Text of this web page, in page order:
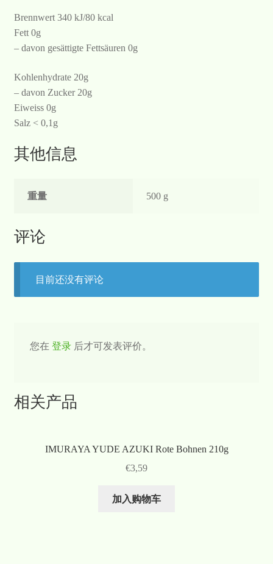
Brennwert 340 kJ/80 kcal
Fett 0g
– davon gesättigte Fettsäuren 0g
Kohlenhydrate 20g
– davon Zucker 20g
Eiweiss 0g
Salz < 0,1g
其他信息
重量 500 g
评论
目前还没有评论
您在 登录后才可发表评价。
相关产品
IMURAYA YUDE AZUKI Rote Bohnen 210g
€3,59
加入购物车